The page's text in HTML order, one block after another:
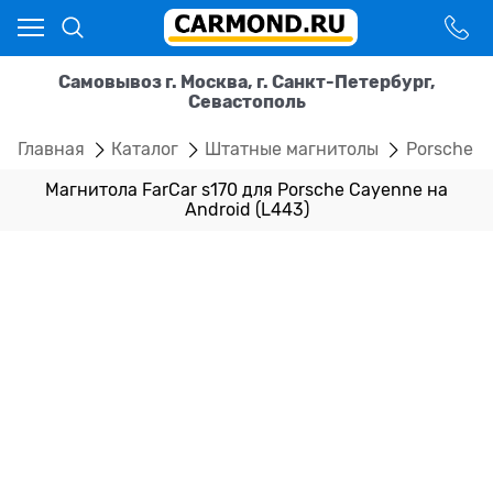
Самовывоз г. Москва, г. Санкт-Петербург,
Севастополь
Главная Каталог Штатные магнитолы Porsche
Магнитола FarCar s170 для Porsche Cayenne на
Android (L443)